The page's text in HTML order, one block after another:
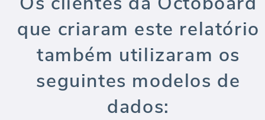
que criaram este relatório
também utilizaram os
seguintes modelos de
dados: